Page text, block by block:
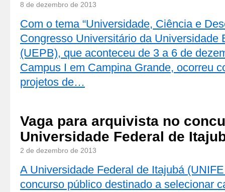
8 de dezembro de 2013
Com o tema “Universidade, Ciência e
Congresso Universitário da Universidade
(UEPB), que aconteceu de 3 a 6 de
Campus I em Campina Grande, ocorreu
projetos de…
Vaga para arquivista no
Universidade Federal de
2 de dezembro de 2013
A Universidade Federal de Itajubá
concurso público destinado a selecionar